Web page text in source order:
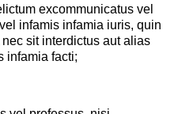
excommunicatus vel
infamis infamia iuris, quin
sit interdictus aut alias
infamia facti;